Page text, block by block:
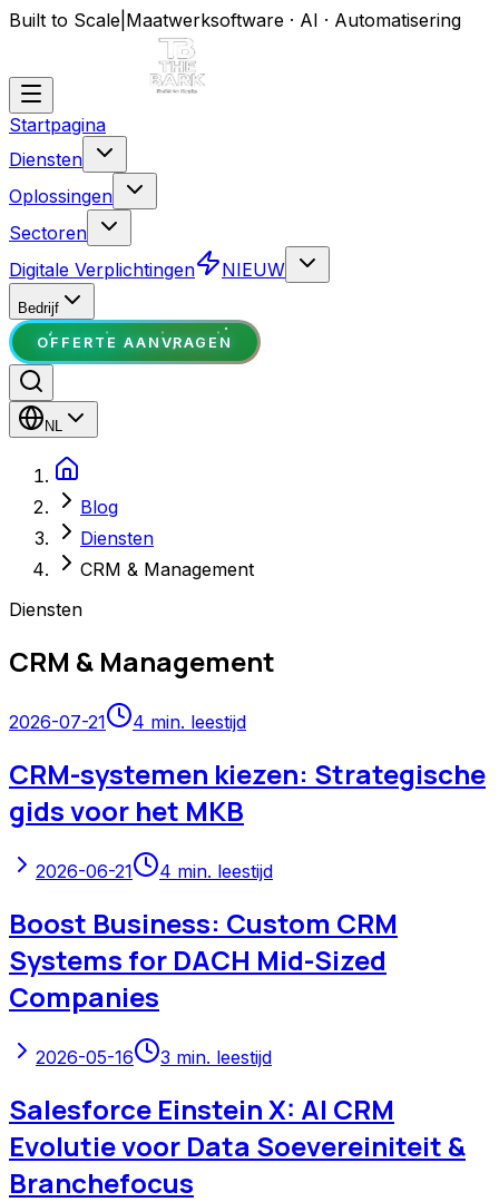
Built to Scale Maatwerksoftware · AI · Automatisering
Startpagina
Diensten
Oplossingen
Sectoren
Digitale Verplichtingen
NIEUW
Bedrijf
OFFERTE AANVRAGEN
NL
Blog
Diensten
CRM & Management
Diensten
CRM & Management
2026-07-21 4 min. leestijd
CRM-systemen kiezen: Strategische
gids voor het MKB
2026-06-21 4 min. leestijd
Boost Business: Custom CRM
Systems for DACH Mid-Sized
Companies
2026-05-16 3 min. leestijd
Salesforce Einstein X: AI CRM
Evolutie voor Data Soevereiniteit &
Branchefocus